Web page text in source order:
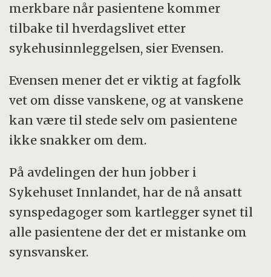
merkbare når pasientene kommer
tilbake til hverdagslivet etter
sykehusinnleggelsen, sier Evensen.
Evensen mener det er viktig at fagfolk
vet om disse vanskene, og at vanskene
kan være til stede selv om pasientene
ikke snakker om dem.
På avdelingen der hun jobber i
Sykehuset Innlandet, har de nå ansatt
synspedagoger som kartlegger synet til
alle pasientene der det er mistanke om
synsvansker.